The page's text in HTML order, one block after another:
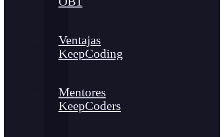
Ventajas
KeepCoding
Mentores
KeepCoders